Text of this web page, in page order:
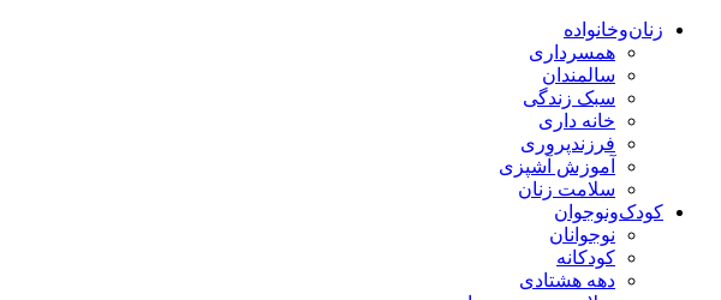
زنان‌وخانواده
همسرداری
سالمندان
سبک زندگی
خانه داری
فرزندپروری
آموزش آشپزی
سلامت زنان
کودک‌ونوجوان
نوجوانان
کودکانه
دهه هشتادی